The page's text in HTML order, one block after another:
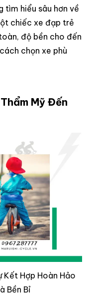
tìm hiểu sâu hơn về
chiếc xe đạp trẻ
độ bền cho đến
chọn xe phù
Mỹ Đến
Kết Hợp Hoàn Hảo
Bền Bỉ